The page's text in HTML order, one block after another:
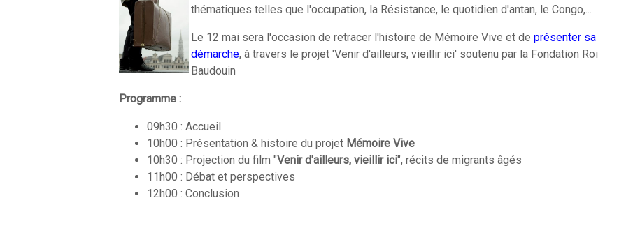
thématiques telles que l'occupation, la Résistance, le quotidien d'antan, le Congo,...
Le 12 mai sera l'occasion de retracer l'histoire de Mémoire Vive et de présenter sa
démarche, à travers le projet 'Venir d'ailleurs, vieillir ici' soutenu par la Fondation Roi
Baudouin
Programme :
09h30 : Accueil
10h00 : Présentation & histoire du projet Mémoire Vive
10h30 : Projection du film "Venir d'ailleurs, vieillir ici", récits de migrants âgés
11h00 : Débat et perspectives
12h00 : Conclusion